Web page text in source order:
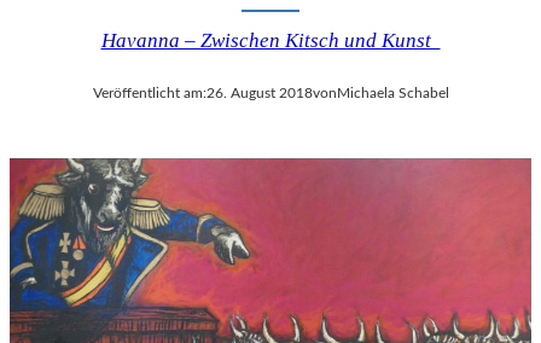
Havanna – Zwischen Kitsch und Kunst
Veröffentlicht am:26. August 2018vonMichaela Schabel